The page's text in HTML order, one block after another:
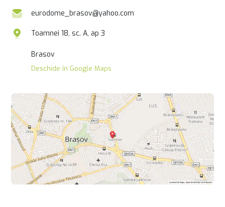
eurodome_brasov@yahoo.com
Toamnei 18, sc. A, ap 3
Brasov
Deschide în Google Maps